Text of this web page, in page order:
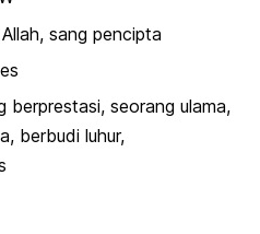
sang pencipta
berprestasi, seorang ulama,
berbudi luhur,